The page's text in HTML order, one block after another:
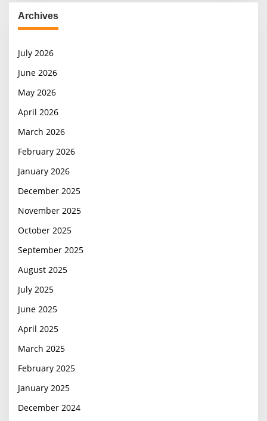
Archives
July 2026
June 2026
May 2026
April 2026
March 2026
February 2026
January 2026
December 2025
November 2025
October 2025
September 2025
August 2025
July 2025
June 2025
April 2025
March 2025
February 2025
January 2025
December 2024